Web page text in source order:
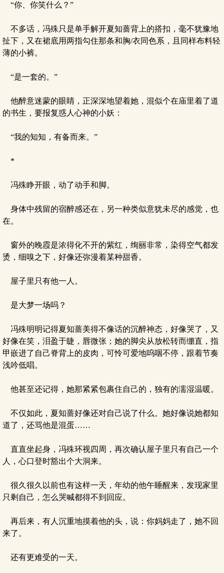
“你、你笑什么？”
不多话，冯殊只是单手解开夏知蔷背上的搭扣，毫不犹豫地
扯下，又在裙底用两指勾住那条和胸/衣同色系，且同样布料轻
薄的小裤。
“是一套的。”
他醉意迷蒙的眼睛，正深深地望着她，混似个在庙里着了道
的书生，要报复惑人心神的小妖：
“我的知知，有备而来。”
*
冯殊睁开眼，动了动手和脚。
身体中残留的宿醉感还在，另一种类似意犹未尽的感觉，也
在。
窗外的晚霞是浓得化不开的紫红，绚丽非常，染得空气都发
烫，细嗅之下，好像还弥漫着某种甜香。
屋子里只有他一人。
是大梦一场吗？
冯殊明明记得夏知蔷美得不像话的沉醉神态，好像哭了，又
好像在笑，泪盈于睫，唇微张；她的脚尖从放松转而绷直，指
甲嵌进了自己脊背上的皮肉，可怜可爱地呜咽不停，跟着节奏
浅吟低唱。
他甚至还记得，她那紧紧包裹住自己的，独有的濡湿温暖。
不仅如此，夏知蔷好像还对自己说了什么。她好像说她都知
道了，还骂他是混蛋……
直直坐起身，冯殊环视四周，再次确认屋子里只有自己一个
人，心口登时豁出个大洞来。
很久很久以前也有这样一天，年幼的他午睡醒来，发现家里
只剩自己，怎么哭喊都得不到回应。
再后来，有人沉重地摸着他的头，说：你妈妈走了，她不回
来了。
还有更难受的一天。